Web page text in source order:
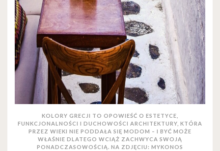
KOLORY GRECJI TO OPOWIEŚĆ O ESTETYCE,
FUNKCJONALNOŚCI I DUCHOWOŚCI ARCHITEKTURY, KTÓRA
PRZEZ WIEKI NIE PODDAŁA SIĘ MODOM – I BYĆ MOŻE
WŁAŚNIE DLATEGO WCIĄŻ ZACHWYCA SWOJĄ
PONADCZASOWOŚCIĄ. NA ZDJĘCIU: MYKONOS